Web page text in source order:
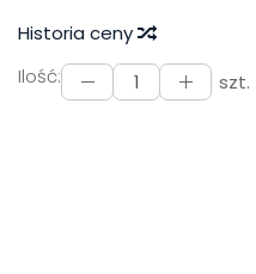
Historia ceny
Ilość:
szt.